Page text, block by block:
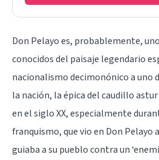
Don Pelayo es, probablemente,
conocidos del paisaje legendario
nacionalismo decimonónico a uno
la nación, la épica del caudillo
en el siglo XX, especialmente
franquismo, que vio en Don Pelayo
guiaba a su pueblo contra un